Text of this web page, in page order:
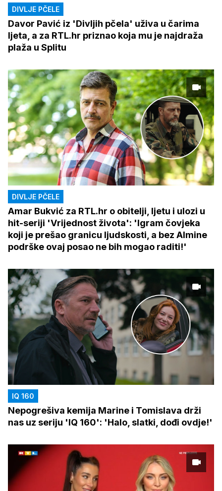
DIVLJE PČELE
Davor Pavić iz 'Divljih pčela' uživa u čarima
ljeta, a za RTL.hr priznao koja mu je najdraža
plaža u Splitu
DIVLJE PČELE
Amar Bukvić za RTL.hr o obitelji, ljetu i ulozi u
hit-seriji 'Vrijednost života': 'Igram čovjeka
koji je prešao granicu ljudskosti, a bez Almine
podrške ovaj posao ne bih mogao raditi!'
IQ 160
Nepogrešiva kemija Marine i Tomislava drži
nas uz seriju 'IQ 160': 'Halo, slatki, dođi ovdje!'